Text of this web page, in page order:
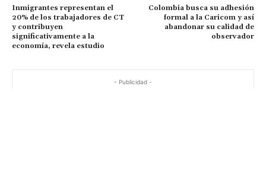
Inmigrantes representan el
20% de los trabajadores de CT
y contribuyen
significativamente a la
economía, revela estudio
Colombia busca su adhesión
formal a la Caricom y así
abandonar su calidad de
observador
- Publicidad -